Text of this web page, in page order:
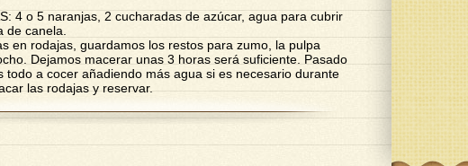
4 o 5 naranjas, 2 cucharadas de azúcar, agua para cubrir
de canela.
en rodajas, guardamos los restos para zumo, la pulpa
Dejamos macerar unas 3 horas será suficiente. Pasado
todo a cocer añadiendo más agua si es necesario durante
las rodajas y reservar.